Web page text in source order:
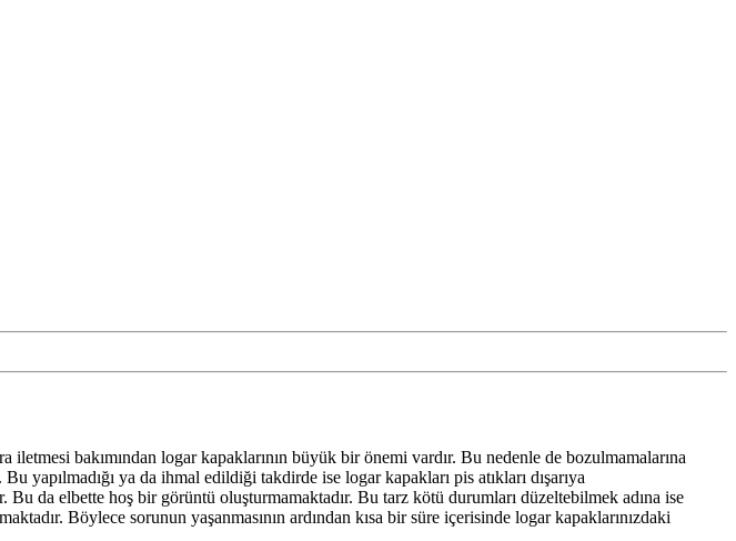
bakımından logar kapaklarının büyük bir önemi vardır. Bu nedenle de bozulmamalarına
ya da ihmal edildiği takdirde ise logar kapakları pis atıkları dışarıya
da elbette hoş bir görüntü oluşturmamaktadır. Bu tarz kötü durumları düzeltebilmek adına ise
Böylece sorunun yaşanmasının ardından kısa bir süre içerisinde logar kapaklarınızdaki